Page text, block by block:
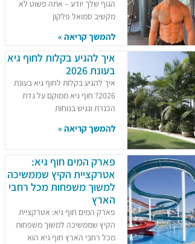
הגוף שלך יודע – אתה פשוט לא
מקשיב סמואל פלקון
להמשך קריאה »
איך להגיע בקלות לחוף גיא
בעונת 2026
איך להגיע בקלות לחוף גיא בעונת
2026? חוף גיא ממוקם על גדת
הכנרת ונגיש בנוחות
להמשך קריאה »
פארק המים חוף גיא:
אטרקציית הקיץ שממשיכה
למשוך משפחות מכל רחבי
הארץ
פארק המים חוף גיא: אטרקציית
הקיץ שממשיכה למשוך משפחות
מכל רחבי הארץ חוף גיא הוא